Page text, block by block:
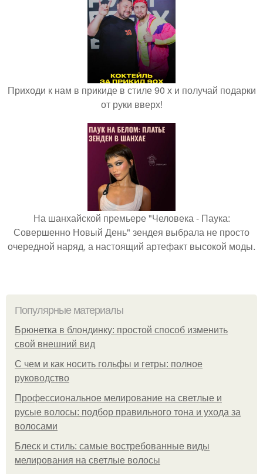
Приходи к нам в прикиде в стиле 90 х и получай подарки
от руки вверх!
На шанхайской премьере "Человека - Паука:
Совершенно Новый День" зендея выбрала не просто
очередной наряд, а настоящий артефакт высокой моды.
Популярные материалы
Брюнетка в блондинку: простой способ изменить
свой внешний вид
С чем и как носить гольфы и гетры: полное
руководство
Профессиональное мелирование на светлые и
русые волосы: подбор правильного тона и ухода за
волосами
Блеск и стиль: самые востребованные виды
мелирования на светлые волосы